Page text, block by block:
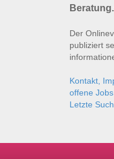
Der
publiziert
Kontakt,
offene Jobs
Letzte